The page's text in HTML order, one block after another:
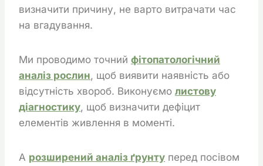
визначити причину, не варто витрачати час
на вгадування.
Ми проводимо точний фітопатологічний
аналіз рослин, щоб виявити наявність або
відсутність хвороб. Виконуємо листову
діагностику, щоб визначити дефіцит
елементів живлення в моменті.
А розширений аналіз ґрунту перед посівом